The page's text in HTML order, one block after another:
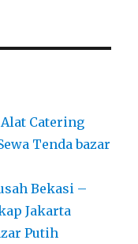
Catering
Tenda bazar
Bekasi –
Jakarta
Putih